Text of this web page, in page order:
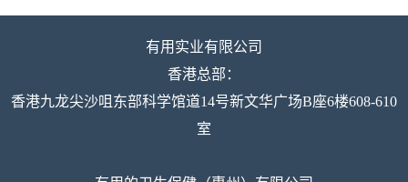
有用实业有限公司
香港总部：
香港九龙尖沙咀东部科学馆道14号新文华广场B座6楼608-610
室